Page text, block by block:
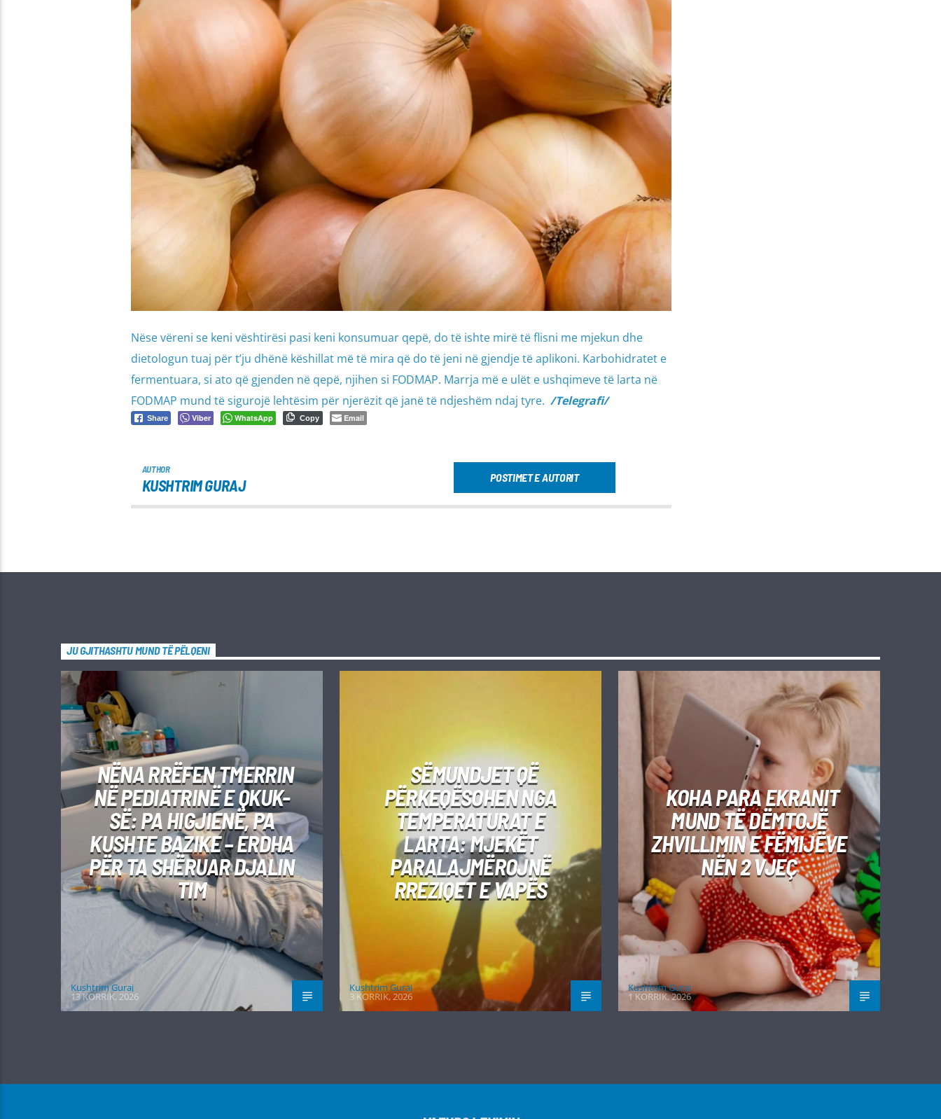
Nëse vëreni se keni vështirësi pasi keni konsumuar qepë, do të ishte mirë të flisni me mjekun dhe
dietologun tuaj për t’ju dhënë këshillat më të mira që do të jeni në gjendje të aplikoni. Karbohidratet e
fermentuara, si ato që gjenden në qepë, njihen si FODMAP. Marrja më e ulët e ushqimeve të larta në
FODMAP mund të sigurojë lehtësim për njerëzit që janë të ndjeshëm ndaj tyre. /Telegrafi/
Share Viber WhatsApp Copy Email
AUTHOR
KUSHTRIM GURAJ POSTIMET E AUTORIT
JU GJITHASHTU MUND TË PËLQENI
NËNA RRËFEN TMERRIN
NË PEDIATRINË E QKUK-
SË: PA HIGJIENË, PA
KUSHTE BAZIKE – ERDHA
PËR TA SHËRUAR DJALIN
TIM
Kushtrim Guraj
13 KORRIK, 2026
SËMUNDJET QË
PËRKEQËSOHEN NGA
TEMPERATURAT E
LARTA: MJEKËT
PARALAJMËROJNË
RREZIQET E VAPËS
Kushtrim Guraj
3 KORRIK, 2026
KOHA PARA EKRANIT
MUND TË DËMTOJË
ZHVILLIMIN E FËMIJËVE
NËN 2 VJEÇ
Kushtrim Guraj
1 KORRIK, 2026